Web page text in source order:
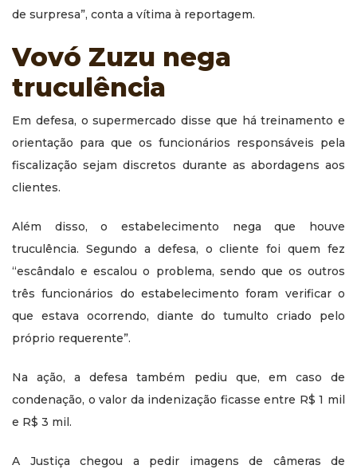
de surpresa”, conta a vítima à reportagem.
Vovó Zuzu nega
truculência
Em defesa, o supermercado disse que há treinamento e
orientação para que os funcionários responsáveis pela
fiscalização sejam discretos durante as abordagens aos
clientes.
Além disso, o estabelecimento nega que houve
truculência. Segundo a defesa, o cliente foi quem fez
“escândalo e escalou o problema, sendo que os outros
três funcionários do estabelecimento foram verificar o
que estava ocorrendo, diante do tumulto criado pelo
próprio requerente”.
Na ação, a defesa também pediu que, em caso de
condenação, o valor da indenização ficasse entre R$ 1 mil
e R$ 3 mil.
A Justiça chegou a pedir imagens de câmeras de